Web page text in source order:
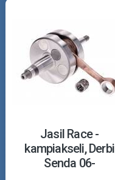
Jasil Race -
kampiakseli, Derbi
Senda 06-